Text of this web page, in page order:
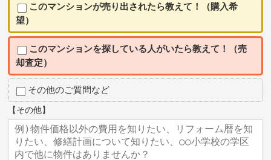
このマンションが売り出されたら教えて！（購入希
望）
このマンションを探している人がいたら教えて！（売
却査定）
その他のご質問など
【その他】